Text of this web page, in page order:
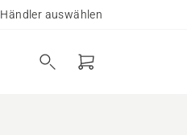
Händler auswählen